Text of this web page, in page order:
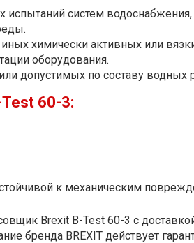
систем
химически активных или
оборудования.
допустимых по составу водных
60-3:
к механическим
Brexit B-Test 60-3 с
бренда BREXIT действует